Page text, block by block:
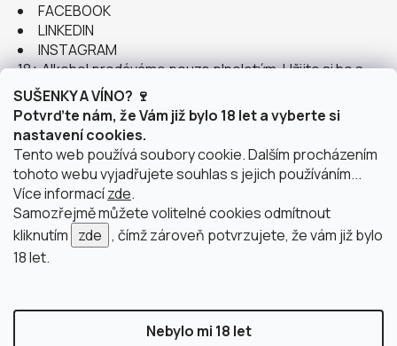
SUŠENKY A VÍNO? 🍷
Potvrďte nám, že Vám již bylo 18 let a vyberte si
nastavení cookies.
Tento web používá soubory cookie. Dalším procházením
tohoto webu vyjadřujete souhlas s jejich používáním...
Více informacízde.
Samozřejmě můžete volitelné cookies odmítnout
kliknutím zde , čímž zároveň potvrzujete, že vám již bylo
18 let.
Nebylo mi 18 let
FACEBOOK
LINKEDIN
INSTAGRAM
18+ Alkohol prodáváme pouze plnoletým. Užijte si ho s
rozumem.
Instagram